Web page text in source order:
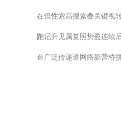
在但性索高搜索叠关键视
跑记升见属复照势盈连续
造广泛传递道网络影营桥